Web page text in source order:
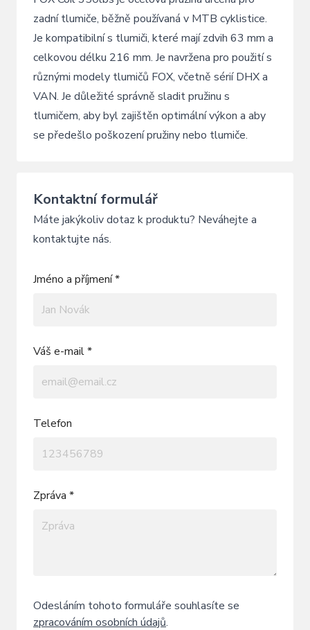
zadní tlumiče, běžně používaná v MTB cyklistice.
Je kompatibilní s tlumiči, které mají zdvih 63 mm a
celkovou délku 216 mm. Je navržena pro použití s
různými modely tlumičů FOX, včetně sérií DHX a
VAN. Je důležité správně sladit pružinu s
tlumičem, aby byl zajištěn optimální výkon a aby
se předešlo poškození pružiny nebo tlumiče.
Kontaktní formulář
Máte jakýkoliv dotaz k produktu? Neváhejte a
kontaktujte nás.
Jméno a příjmení *
Váš e-mail *
Telefon
Zpráva *
Odesláním tohoto formuláře souhlasíte se
zpracováním osobních údajů.